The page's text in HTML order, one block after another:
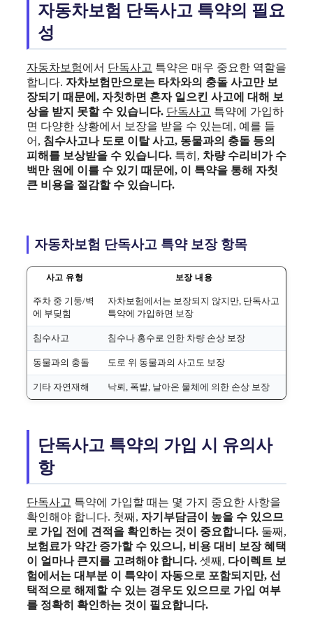
자동차보험 단독사고 특약의 필요
성
자동차보험에서 단독사고 특약은 매우 중요한 역할을
합니다. 자차보험만으로는 타차와의 충돌 사고만 보
장되기 때문에, 자칫하면 혼자 일으킨 사고에 대해 보
상을 받지 못할 수 있습니다. 단독사고 특약에 가입하
면 다양한 상황에서 보장을 받을 수 있는데, 예를 들
어, 침수사고나 도로 이탈 사고, 동물과의 충돌 등의
피해를 보상받을 수 있습니다. 특히, 차량 수리비가 수
백만 원에 이를 수 있기 때문에, 이 특약을 통해 자칫
큰 비용을 절감할 수 있습니다.
자동차보험 단독사고 특약 보장 항목
사고 유형 보장 내용
주차 중 기둥/벽
에 부딪힘
자차보험에서는 보장되지 않지만, 단독사고
특약에 가입하면 보장
침수사고 침수나 홍수로 인한 차량 손상 보장
동물과의 충돌 도로 위 동물과의 사고도 보장
기타 자연재해 낙뢰, 폭발, 날아온 물체에 의한 손상 보장
단독사고 특약의 가입 시 유의사
항
단독사고 특약에 가입할 때는 몇 가지 중요한 사항을
확인해야 합니다. 첫째, 자기부담금이 높을 수 있으므
로 가입 전에 견적을 확인하는 것이 중요합니다. 둘째,
보험료가 약간 증가할 수 있으니, 비용 대비 보장 혜택
이 얼마나 큰지를 고려해야 합니다. 셋째, 다이렉트 보
험에서는 대부분 이 특약이 자동으로 포함되지만, 선
택적으로 해제할 수 있는 경우도 있으므로 가입 여부
를 정확히 확인하는 것이 필요합니다.